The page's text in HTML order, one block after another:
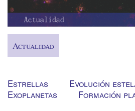
Actualidad
Estrellas
Evolución
Exoplanetas
Formación